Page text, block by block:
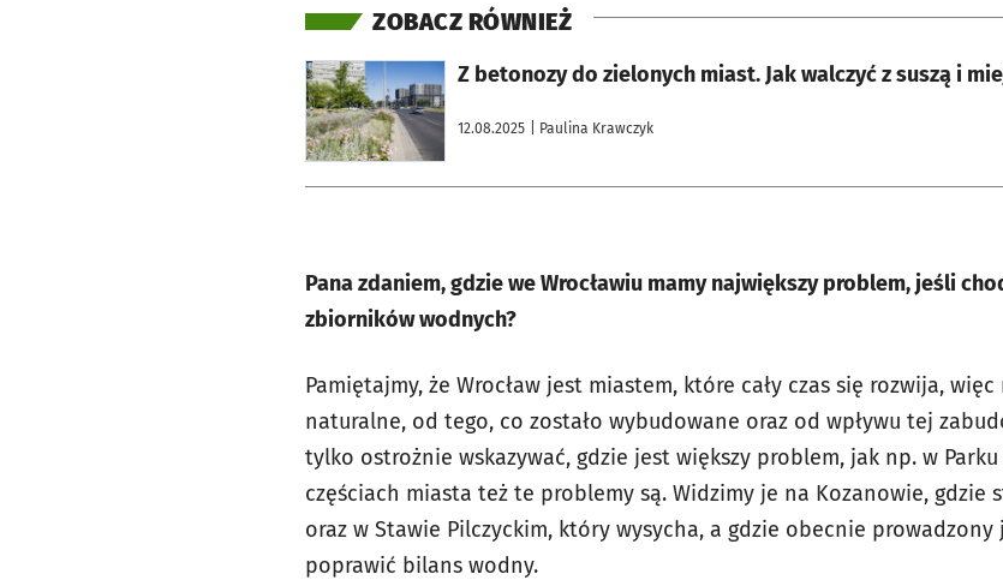
ZOBACZ RÓWNIEŻ
Z betonozy do zielonych miast. Jak walczyć z suszą i
12.08.2025 | Paulina Krawczyk
otworzy się w nowej karcie
Pana zdaniem, gdzie we Wrocławiu mamy największy problem, jeśli
zbiorników wodnych?
Pamiętajmy, że Wrocław jest miastem, które cały czas się rozwija,
naturalne, od tego, co zostało wybudowane oraz od wpływu tej
tylko ostrożnie wskazywać, gdzie jest większy problem, jak np. w
częściach miasta też te problemy są. Widzimy je na Kozanowie, gdzie
oraz w Stawie Pilczyckim, który wysycha, a gdzie obecnie
poprawić bilans wodny.